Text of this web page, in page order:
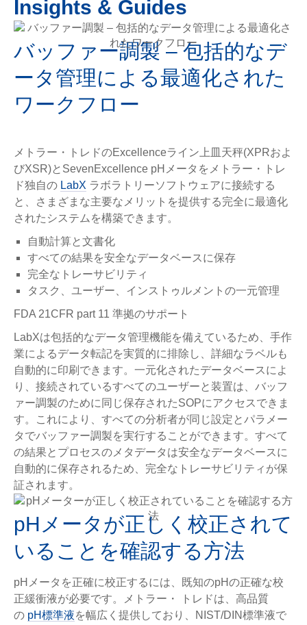
Insights & Guides
バッファー調製 – 包括的なデ
ータ管理による最適化された
ワークフロー
メトラー・トレドのExcellenceライン上皿天秤(XPRおよ
びXSR)とSevenExcellence pHメータをメトラー・トレ
ド独自の LabX ラボラトリーソフトウェアに接続する
と、さまざまな主要なメリットを提供する完全に最適化
されたシステムを構築できます。
自動計算と文書化
すべての結果を安全なデータベースに保存
完全なトレーサビリティ
タスク、ユーザー、インストゥルメントの一元管理
FDA 21CFR part 11 準拠のサポート
LabXは包括的なデータ管理機能を備えているため、手作
業によるデータ転記を実質的に排除し、詳細なラベルも
自動的に印刷できます。一元化されたデータベースによ
り、接続されているすべてのユーザーと装置は、バッフ
ァー調製のために同じ保存されたSOPにアクセスできま
す。これにより、すべての分析者が同じ設定とパラメー
タでバッファー調製を実行することができます。すべて
の結果とプロセスのメタデータは安全なデータベースに
自動的に保存されるため、完全なトレーサビリティが保
証されます。
pHメータが正しく校正されて
いることを確認する方法
pHメータを正確に校正するには、既知のpHの正確な校
正緩衝液が必要です。メトラー・ トレドは、高品質
の pH標準液を幅広く提供しており、NIST/DIN標準液で